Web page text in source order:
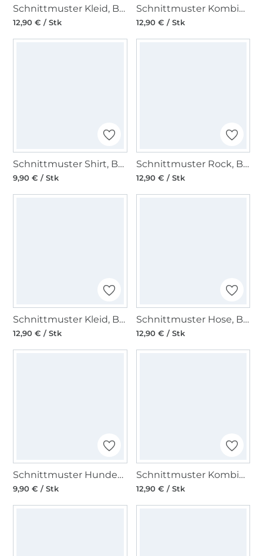
Schnittmuster Kleid, Burda 5948
12,90 € / Stk
Schnittmuster Kombination, Burda Kids 9250
12,90 € / Stk
Schnittmuster Shirt, Burda 6028
9,90 € / Stk
Schnittmuster Rock, Burda 6027
12,90 € / Stk
Schnittmuster Kleid, Burda 6083
12,90 € / Stk
Schnittmuster Hose, Burda 6072
12,90 € / Stk
Schnittmuster Hundemantel, Burda 6049
9,90 € / Stk
Schnittmuster Kombination, Burda Kids 9288
12,90 € / Stk